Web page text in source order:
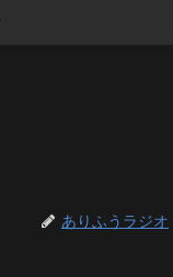
ありふうラジオ